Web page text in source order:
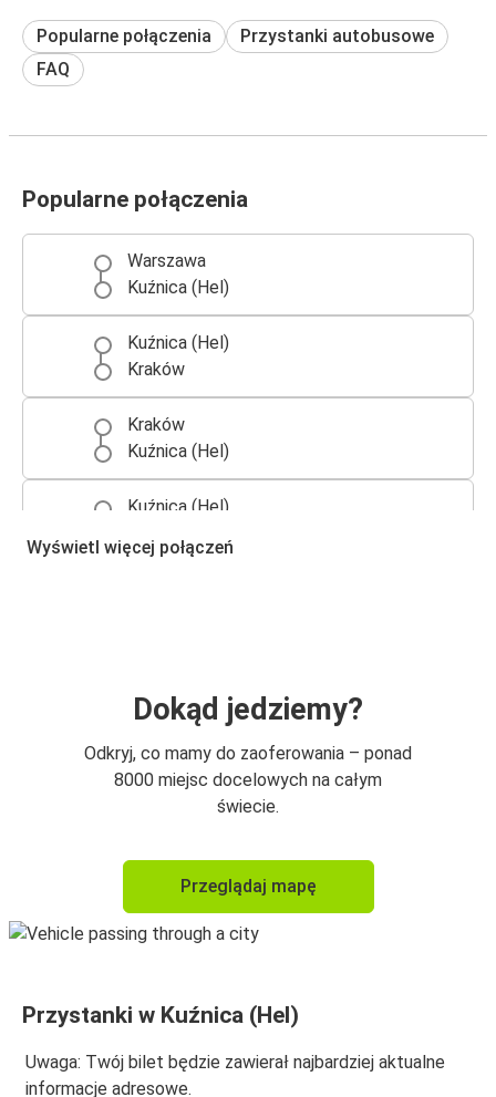
Popularne połączenia
Przystanki autobusowe
FAQ
Popularne połączenia
Warszawa
Kuźnica (Hel)
Kuźnica (Hel)
Kraków
Kraków
Kuźnica (Hel)
Kuźnica (Hel)
Rypin
Wyświetl więcej połączeń
Dokąd jedziemy?
Odkryj, co mamy do zaoferowania – ponad
8000 miejsc docelowych na całym
świecie.
Przeglądaj mapę
Przystanki w Kuźnica (Hel)
Uwaga: Twój bilet będzie zawierał najbardziej aktualne
informacje adresowe.